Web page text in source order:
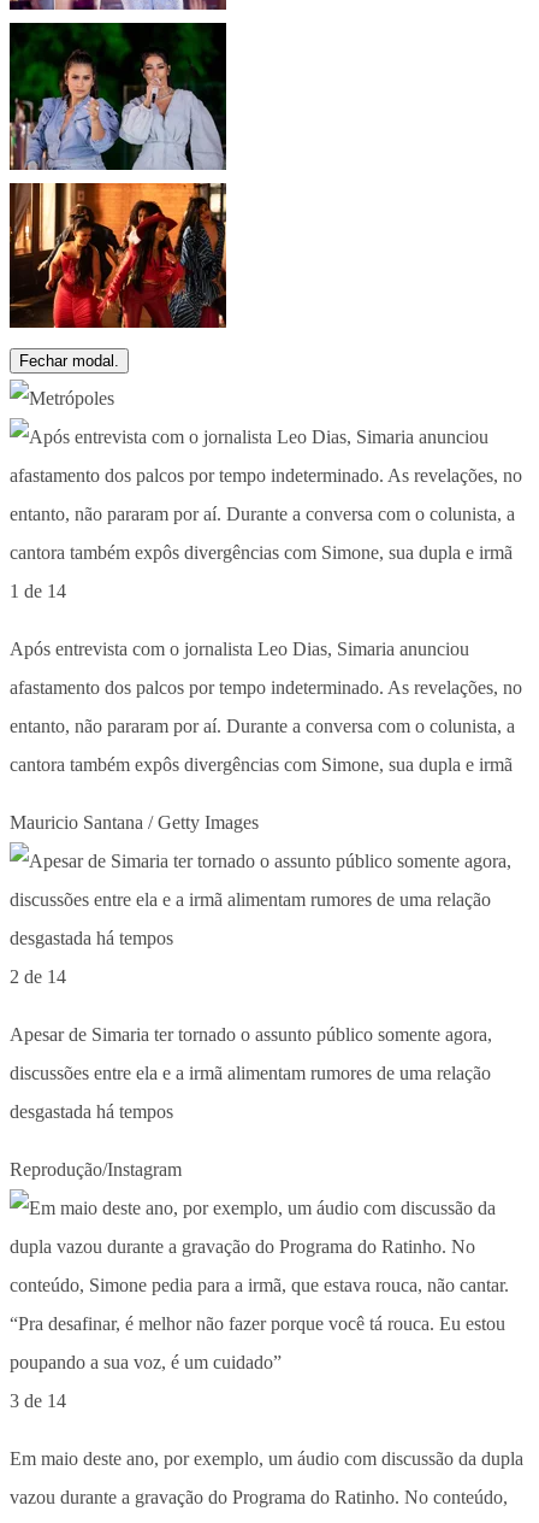
Fechar modal.
1 de 14
Após entrevista com o jornalista Leo Dias, Simaria anunciou
afastamento dos palcos por tempo indeterminado. As revelações, no
entanto, não pararam por aí. Durante a conversa com o colunista, a
cantora também expôs divergências com Simone, sua dupla e irmã
Mauricio Santana / Getty Images
2 de 14
Apesar de Simaria ter tornado o assunto público somente agora,
discussões entre ela e a irmã alimentam rumores de uma relação
desgastada há tempos
Reprodução/Instagram
3 de 14
Em maio deste ano, por exemplo, um áudio com discussão da dupla
vazou durante a gravação do Programa do Ratinho. No conteúdo,